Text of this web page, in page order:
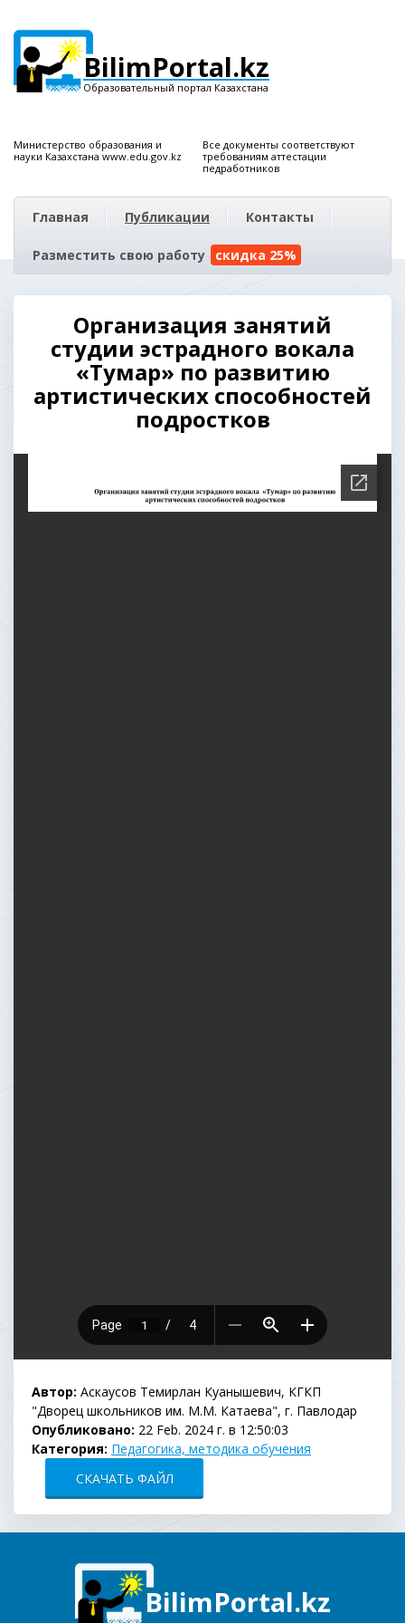
BilimPortal.kz
Образовательный портал Казахстана
Министерство образования и
науки Казахстана www.edu.gov.kz
Все документы соответствуют
требованиям аттестации
педработников
Главная Публикации Контакты
Разместить свою работу скидка 25%
Организация занятий
студии эстрадного вокала
«Тумар» по развитию
артистических способностей
подростков
Автор: Аскаусов Темирлан Куанышевич, КГКП
"Дворец школьников им. М.М. Катаева", г. Павлодар
Опубликовано: 22 Feb. 2024 г. в 12:50:03
Категория: Педагогика, методика обучения
СКАЧАТЬ ФАЙЛ
BilimPortal.kz